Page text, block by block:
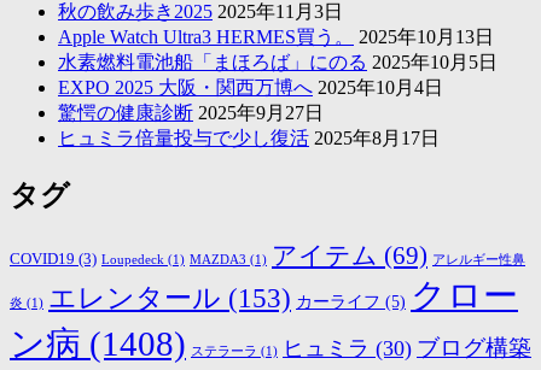
秋の飲み歩き2025 2025年11月3日
Apple Watch Ultra3 HERMES買う。
2025年10月13日
水素燃料電池船「まほろば」にのる 2025年10月5日
EXPO 2025 大阪・関西万博へ 2025年10月4日
驚愕の健康診断 2025年9月27日
ヒュミラ倍量投与で少し復活 2025年8月17日
タグ
COVID19 (3) Loupedeck (1) MAZDA3 (1) アイテム (69) アレルギー性鼻
炎 (1) エレンタール (153) カーライフ (5) クロー
ン病 (1408) ステラーラ (1) ヒュミラ (30) ブログ構築